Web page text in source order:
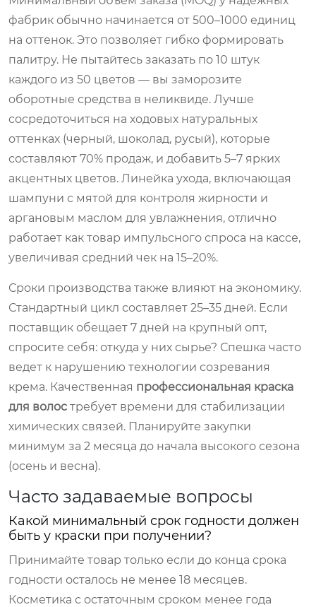
фабрик обычно начинается от 500–1000 единиц
на оттенок. Это позволяет гибко формировать
палитру. Не пытайтесь заказать по 10 штук
каждого из 50 цветов — вы заморозите
оборотные средства в неликвиде. Лучше
сосредоточиться на ходовых натуральных
оттенках (черный, шоколад, русый), которые
составляют 70% продаж, и добавить 5–7 ярких
акцентных цветов. Линейка ухода, включающая
шампуни с мятой для контроля жирности и
аргановым маслом для увлажнения, отлично
работает как товар импульсного спроса на кассе,
увеличивая средний чек на 15–20%.
Сроки производства также влияют на экономику.
Стандартный цикл составляет 25–35 дней. Если
поставщик обещает 7 дней на крупный опт,
спросите себя: откуда у них сырье? Спешка часто
ведет к нарушению технологии созревания
крема. Качественная профессиональная краска
для волос требует времени для стабилизации
химических связей. Планируйте закупки
минимум за 2 месяца до начала высокого сезона
(осень и весна).
Часто задаваемые вопросы
Какой минимальный срок годности должен
быть у краски при получении?
Принимайте товар только если до конца срока
годности осталось не менее 18 месяцев.
Косметика с остаточным сроком менее года